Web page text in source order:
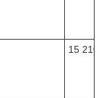
15 210